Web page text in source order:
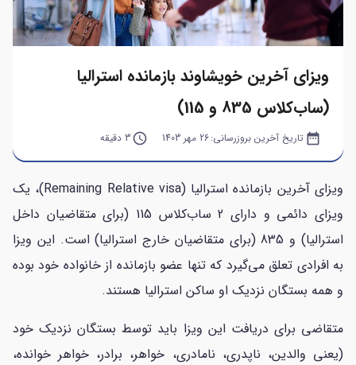
ویزای آخرین خویشاوند بازمانده استرالیا
(ساب‌کلاس 835 و 115)
date_range تاریخ آخرین بروزرسانی:26 مهر 1403 query_builder3 دقیقه
ویزای آخرین بازمانده استرالیا (Remaining Relative visa)، یک
ویزای دائمی و دارای 2 ساب‌کلاس 115 (برای متقاضیان داخل
استرالیا) و 835 (برای متقاضیان خارج استرالیا) است. این ویزا
به افرادی تعلق می‌گیرد که تنها عضو بازمانده از خانواده خود بوده
و همه بستگان نزدیک او ساکن استرالیا هستند.
متقاضی برای دریافت این ویزا باید توسط بستگان نزدیک خود
(یعنی والدین، ناپدری، نامادری، خواهر، برادر، خواهر خوانده،